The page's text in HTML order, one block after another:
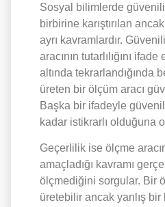
Sosyal bilimlerde
birbirine karıştırılan
ayrı kavramlardır.
aracının tutarlılığını
altında tekrarlandığında
üreten bir ölçüm aracı
Başka bir ifadeyle
kadar istikrarlı olduğuna
Geçerlilik ise ölçme
amaçladığı kavramı
ölçmediğini sorgular. Bir
üretebilir ancak yanlış bir